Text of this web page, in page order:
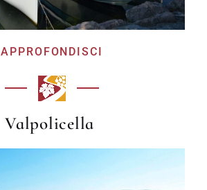
APPROFONDISCI
Valpolicella